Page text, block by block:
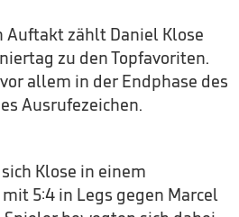
Auftakt zählt Daniel Klose
zu den Topfavoriten.
allem in der Endphase des
Ausrufezeichen.
Klose in einem
5:4 in Legs gegen Marcel